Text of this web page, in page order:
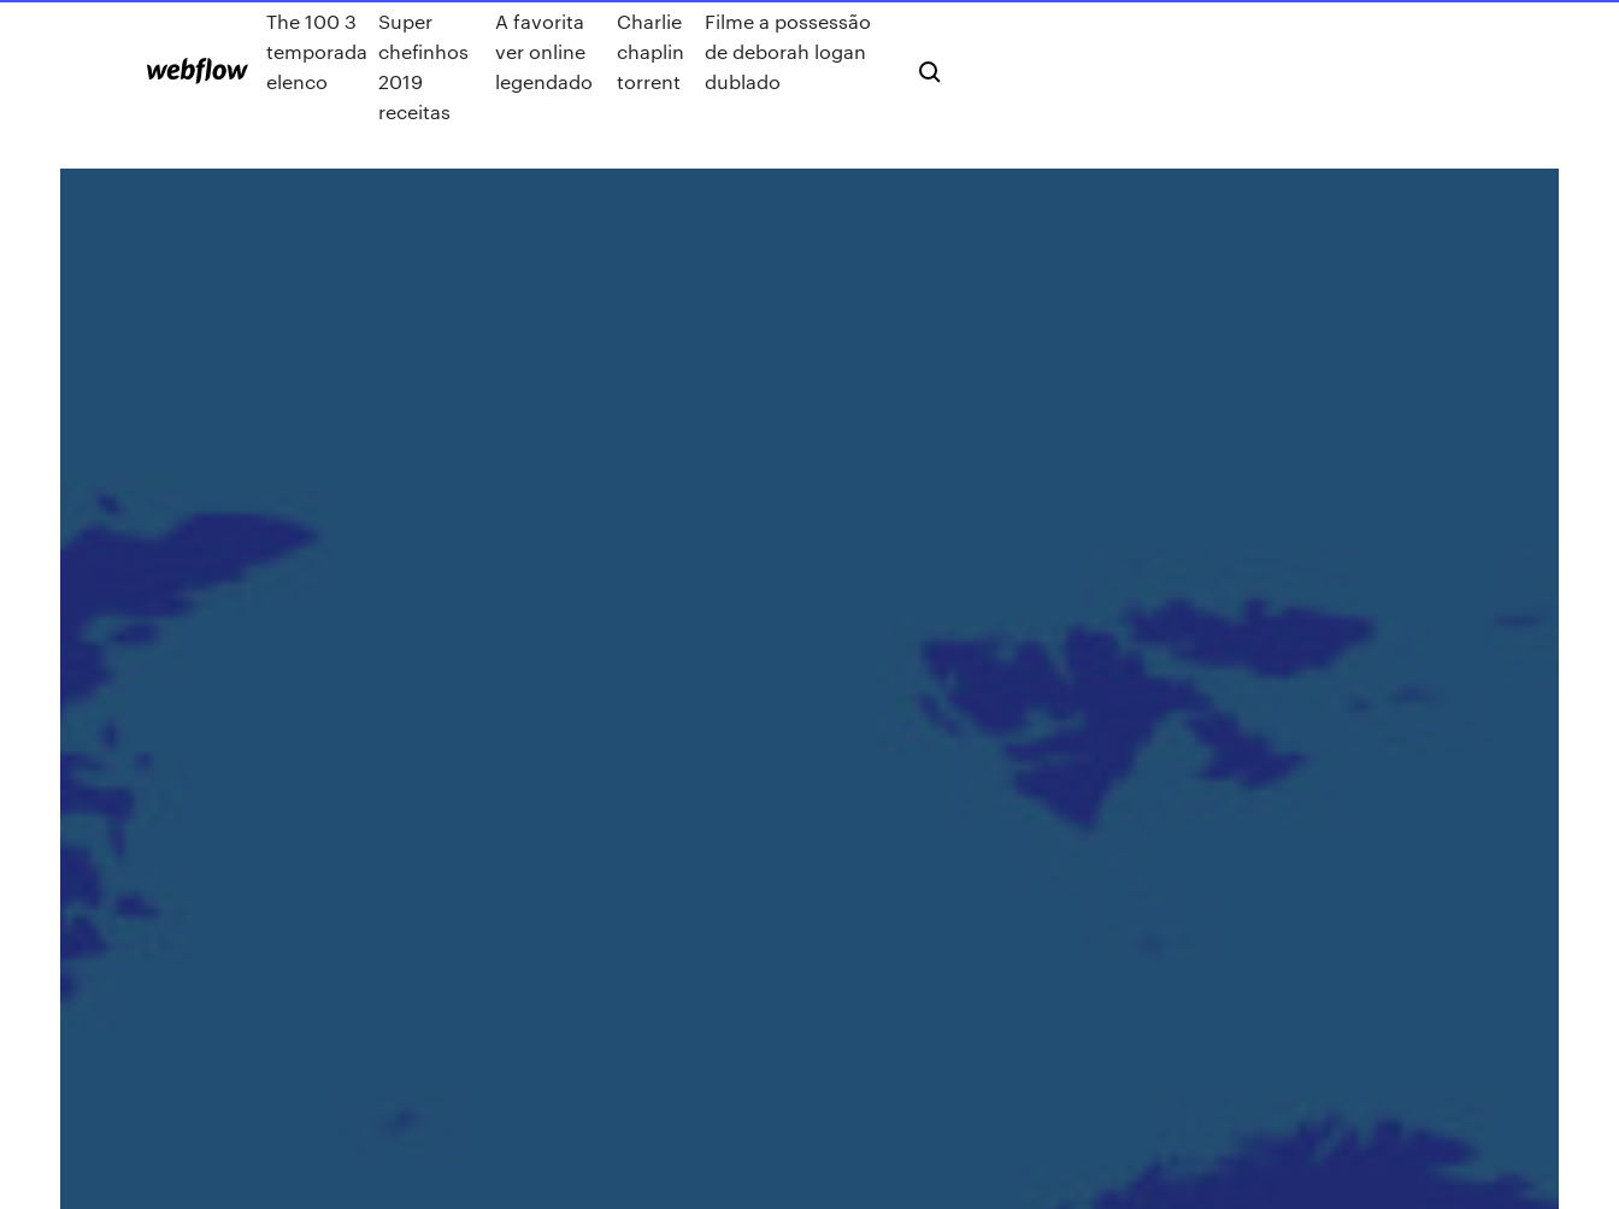
The 100 3
temporada
elenco
Super
chefinhos
2019
receitas
A favorita
ver online
legendado
Charlie
chaplin
torrent
Filme a possessão
de deborah logan
dublado